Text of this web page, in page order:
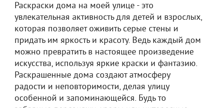
Раскраски дома на моей улице - это
увлекательная активность для детей и взрослых,
которая позволяет оживить серые стены и
придать им яркость и красоту. Ведь каждый дом
можно превратить в настоящее произведение
искусства, используя яркие краски и фантазию.
Раскрашенные дома создают атмосферу
радости и неповторимости, делая улицу
особенной и запоминающейся. Будь то